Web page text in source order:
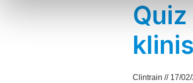
Clintrain // 17/